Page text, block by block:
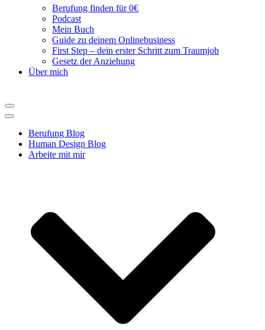
Berufung finden für 0€
Podcast
Mein Buch
Guide zu deinem Onlinebusiness
First Step – dein erster Schritt zum Traumjob
Gesetz der Anziehung
Über mich
Navigations-
Menü
Navigations-
Berufung Blog
Human Design Blog
Arbeite mit mir